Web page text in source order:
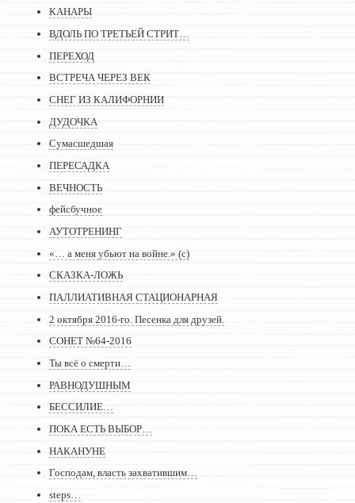
КАНАРЫ
ВДОЛЬ ПО ТРЕТЬЕЙ СТРИТ…
ПЕРЕХОД
ВСТРЕЧА ЧЕРЕЗ ВЕК
СНЕГ ИЗ КАЛИФОРНИИ
ДУДОЧКА
Сумасшедшая
ПЕРЕСАДКА
ВЕЧНОСТЬ
фейсбучное
АУТОТРЕНИНГ
«… а меня убьют на войне.» (с)
СКАЗКА-ЛОЖЬ
ПАЛЛИАТИВНАЯ СТАЦИОНАРНАЯ
2 октября 2016-го. Песенка для друзей.
СОНЕТ №64-2016
Ты всё о смерти…
РАВНОДУШНЫМ
БЕССИЛИЕ…
ПОКА ЕСТЬ ВЫБОР…
НАКАНУНЕ
Господам, власть захватившим…
steps…